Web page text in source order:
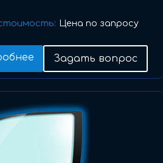
Цена по запросу
Задать вопрос